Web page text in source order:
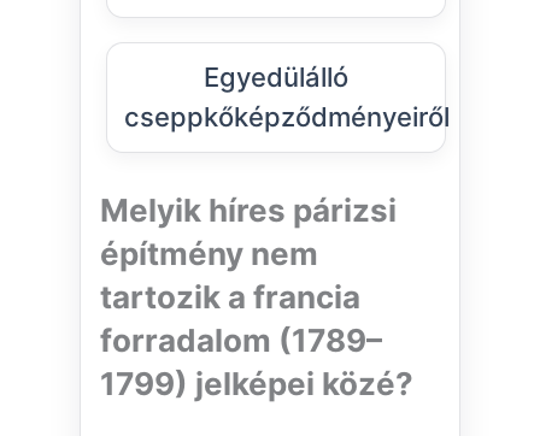
Egyedülálló
cseppkőképződményeiről
Melyik híres párizsi
építmény nem
tartozik a francia
forradalom (1789–
1799) jelképei közé?